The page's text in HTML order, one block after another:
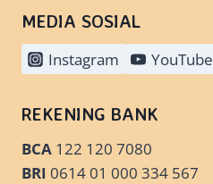
MEDIA SOSIAL
Instagram YouTube
REKENING BANK
BCA 122 120 7080
BRI 0614 01 000 334 567